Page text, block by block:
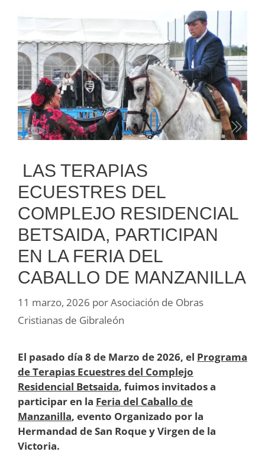
LAS TERAPIAS
ECUESTRES DEL
COMPLEJO RESIDENCIAL
BETSAIDA, PARTICIPAN
EN LA FERIA DEL
CABALLO DE MANZANILLA
11 marzo, 2026 porAsociación de Obras
Cristianas de Gibraleón
El pasado día 8 de Marzo de 2026, el Programa
de Terapias Ecuestres del Complejo
Residencial Betsaida, fuimos invitados a
participar en la Feria del Caballo de
Manzanilla, evento Organizado por la
Hermandad de San Roque y Virgen de la
Victoria.